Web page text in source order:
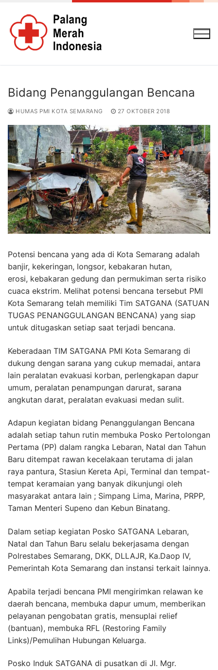
konten
Bidang Penanggulangan Bencana
HUMAS PMI KOTA SEMARANG 27 OKTOBER 2018
Potensi bencana yang ada di Kota Semarang adalah
banjir, kekeringan, longsor, kebakaran hutan,
erosi, kebakaran gedung dan permukiman serta risiko
cuaca ekstrim. Melihat potensi bencana tersebut PMI
Kota Semarang telah memiliki Tim SATGANA (SATUAN
TUGAS PENANGGULANGAN BENCANA) yang siap
untuk ditugaskan setiap saat terjadi bencana.
Keberadaan TIM SATGANA PMI Kota Semarang di
dukung dengan sarana yang cukup memadai, antara
lain peralatan evakuasi korban, perlengkapan dapur
umum, peralatan penampungan darurat, sarana
angkutan darat, peralatan evakuasi medan sulit.
Adapun kegiatan bidang Penanggulangan Bencana
adalah setiap tahun rutin membuka Posko Pertolongan
Pertama (PP) dalam rangka Lebaran, Natal dan Tahun
Baru ditempat rawan kecelakaan terutama di jalan
raya pantura, Stasiun Kereta Api, Terminal dan tempat-
tempat keramaian yang banyak dikunjungi oleh
masyarakat antara lain ; Simpang Lima, Marina, PRPP,
Taman Menteri Supeno dan Kebun Binatang.
Dalam setiap kegiatan Posko SATGANA Lebaran,
Natal dan Tahun Baru selalu bekerjasama dengan
Polrestabes Semarang, DKK, DLLAJR, Ka.Daop IV,
Pemerintah Kota Semarang dan instansi terkait lainnya.
Apabila terjadi bencana PMI mengirimkan relawan ke
daerah bencana, membuka dapur umum, memberikan
pelayanan pengobatan gratis, mensuplai relief
(bantuan), membuka RFL (Restoring Family
Links)/Pemulihan Hubungan Keluarga.
Posko Induk SATGANA di pusatkan di Jl. Mgr.